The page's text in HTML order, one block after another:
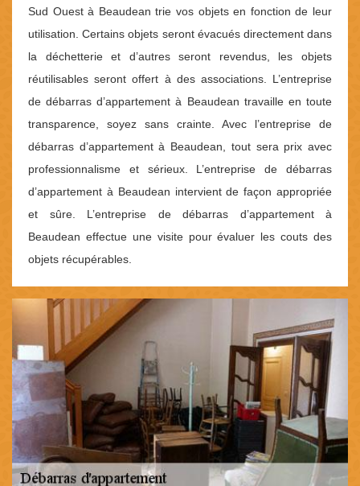
Sud Ouest à Beaudean trie vos objets en fonction de leur
utilisation. Certains objets seront évacués directement dans
la déchetterie et d’autres seront revendus, les objets
réutilisables seront offert à des associations. L’entreprise
de débarras d’appartement à Beaudean travaille en toute
transparence, soyez sans crainte. Avec l’entreprise de
débarras d’appartement à Beaudean, tout sera prix avec
professionnalisme et sérieux. L’entreprise de débarras
d’appartement à Beaudean intervient de façon appropriée
et sûre. L’entreprise de débarras d’appartement à
Beaudean effectue une visite pour évaluer les couts des
objets récupérables.